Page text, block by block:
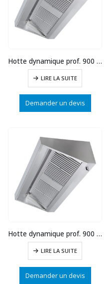
Hotte dynamique prof. 900 long. 3000
LIRE LA SUITE
Demander un devis
Hotte dynamique prof. 900 long. 2000
LIRE LA SUITE
Demander un devis